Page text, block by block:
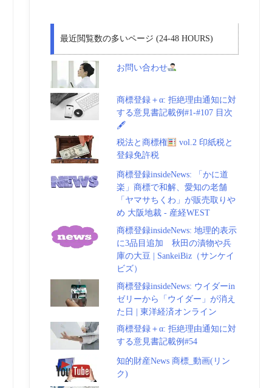
最近閲覧数の多いページ (24-48 HOURS)
お問い合わせ
商標登録＋α: 拒絶理由通知に対
する意見書記載例#1-#107 目次
🖋
税法と商標権
vol.2 印紙税と
登録免許税
商標登録insideNews: 「かに道
楽」商標で和解、愛知の老舗
「ヤマサちくわ」が販売取りや
め 大阪地裁 - 産経WEST
商標登録insideNews: 地理的表示
に3品目追加 秋田の漬物や兵
庫の大豆 | SankeiBiz（サンケイ
ビズ）
商標登録insideNews: ウイダーin
ゼリーから「ウイダー」が消え
た日 | 東洋経済オンライン
商標登録＋α: 拒絶理由通知に対
する意見書記載例#54
知的財産News 商標_動画(リン
ク)